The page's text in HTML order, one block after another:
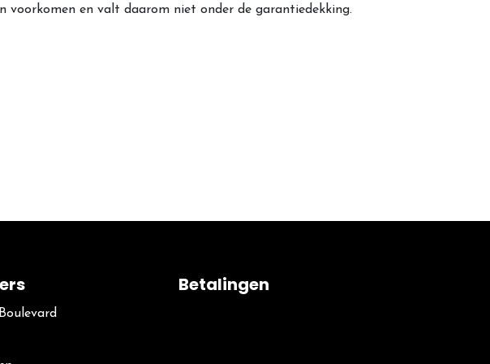
en valt daarom niet onder de garantiedekking.
Betalingen